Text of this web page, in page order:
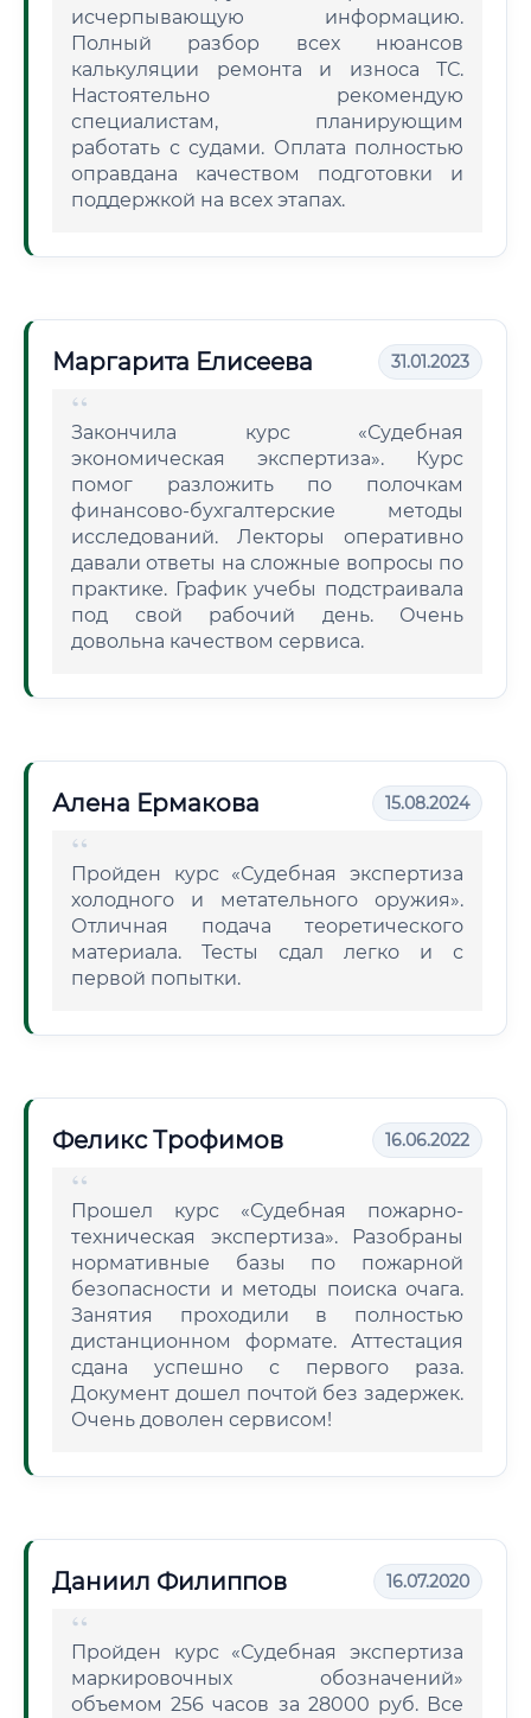
исчерпывающую информацию.
Полный разбор всех нюансов
калькуляции ремонта и износа ТС.
Настоятельно рекомендую
специалистам, планирующим
работать с судами. Оплата полностью
оправдана качеством подготовки и
поддержкой на всех этапах.
Маргарита Елисеева 31.01.2023
Закончила курс «Судебная
экономическая экспертиза». Курс
помог разложить по полочкам
финансово-бухгалтерские методы
исследований. Лекторы оперативно
давали ответы на сложные вопросы по
практике. График учебы подстраивала
под свой рабочий день. Очень
довольна качеством сервиса.
Алена Ермакова 15.08.2024
Пройден курс «Судебная экспертиза
холодного и метательного оружия».
Отличная подача теоретического
материала. Тесты сдал легко и с
первой попытки.
Феликс Трофимов 16.06.2022
Прошел курс «Судебная пожарно-
техническая экспертиза». Разобраны
нормативные базы по пожарной
безопасности и методы поиска очага.
Занятия проходили в полностью
дистанционном формате. Аттестация
сдана успешно с первого раза.
Документ дошел почтой без задержек.
Очень доволен сервисом!
Даниил Филиппов 16.07.2020
Пройден курс «Судебная экспертиза
маркировочных обозначений»
объемом 256 часов за 28000 руб. Все